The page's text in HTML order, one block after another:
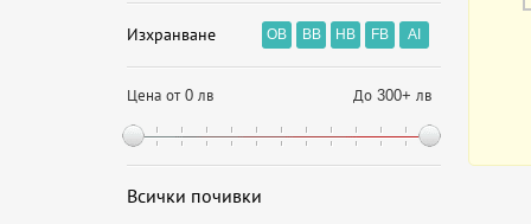
Изхранване OB BB HB FB AI
Цена от 0 лв До 300+ лв
Всички почивки